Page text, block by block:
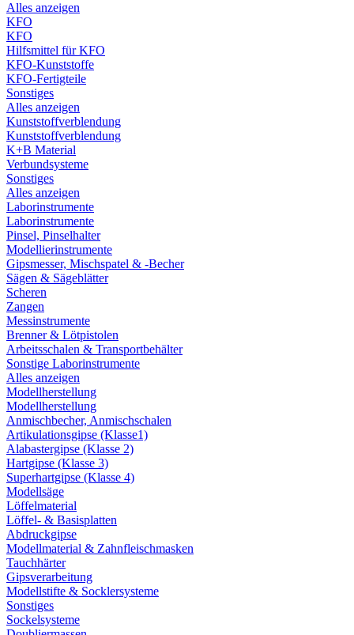
Alles anzeigen
KFO
KFO
Hilfsmittel für KFO
KFO-Kunststoffe
KFO-Fertigteile
Sonstiges
Alles anzeigen
Kunststoffverblendung
Kunststoffverblendung
K+B Material
Verbundsysteme
Sonstiges
Alles anzeigen
Laborinstrumente
Laborinstrumente
Pinsel, Pinselhalter
Modellierinstrumente
Gipsmesser, Mischspatel & -Becher
Sägen & Sägeblätter
Scheren
Zangen
Messinstrumente
Brenner & Lötpistolen
Arbeitsschalen & Transportbehälter
Sonstige Laborinstrumente
Alles anzeigen
Modellherstellung
Modellherstellung
Anmischbecher, Anmischschalen
Artikulationsgipse (Klasse1)
Alabastergipse (Klasse 2)
Hartgipse (Klasse 3)
Superhartgipse (Klasse 4)
Modellsäge
Löffelmaterial
Löffel- & Basisplatten
Abdruckgipse
Modellmaterial & Zahnfleischmasken
Tauchhärter
Gipsverarbeitung
Modellstifte & Socklersysteme
Sonstiges
Sockelsysteme